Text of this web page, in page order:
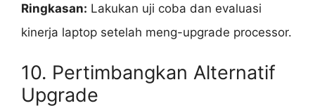
Ringkasan: Lakukan uji coba dan evaluasi
kinerja laptop setelah meng-upgrade processor.
10. Pertimbangkan Alternatif
Upgrade